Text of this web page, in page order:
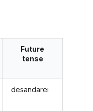
Future
tense
desandarei